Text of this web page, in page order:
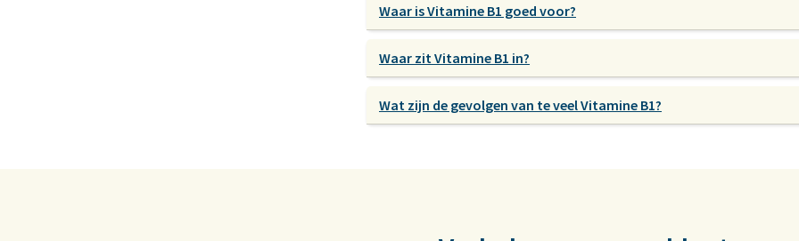
Waar is Vitamine B1 goed voor?
Waar zit Vitamine B1 in?
Wat zijn de gevolgen van te veel Vitamine B1?